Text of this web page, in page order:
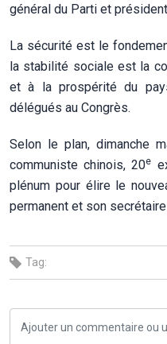
général du Parti et
La sécurité est le
la stabilité sociale est la
et à la prospérité du
délégués au Congrès.
Selon le plan, dimanche
communiste chinois, 20e
plénum pour élire le
permanent et son
Tag: